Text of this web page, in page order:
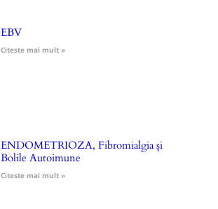
EBV
Citeste mai mult »
ENDOMETRIOZA, Fibromialgia și
Bolile Autoimune
Citeste mai mult »